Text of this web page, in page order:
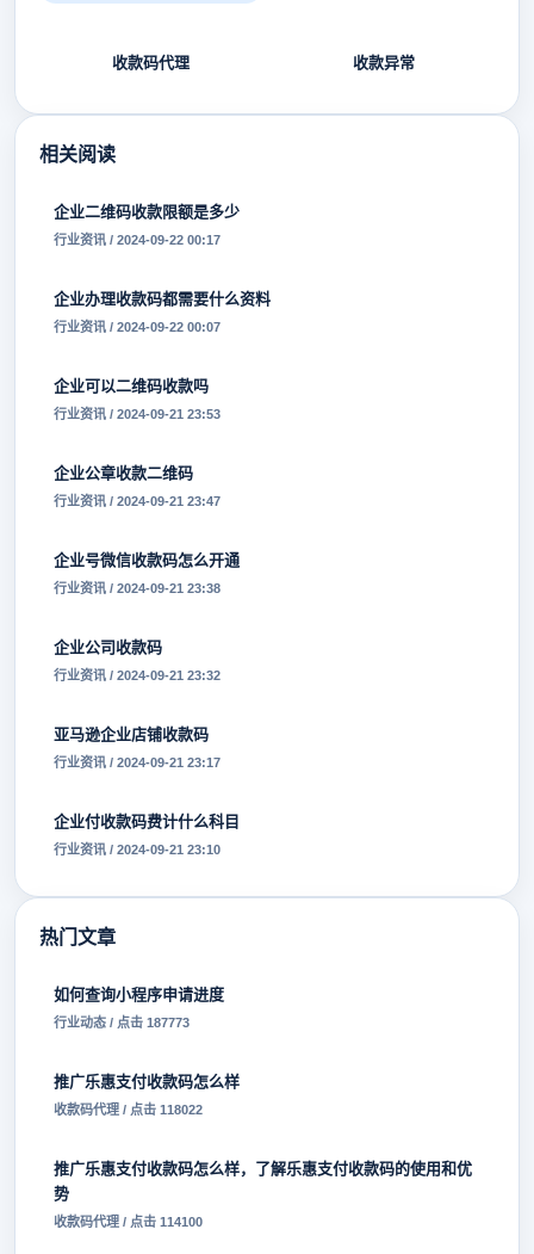
收款码代理 收款异常
相关阅读
企业二维码收款限额是多少
行业资讯 / 2024-09-22 00:17
企业办理收款码都需要什么资料
行业资讯 / 2024-09-22 00:07
企业可以二维码收款吗
行业资讯 / 2024-09-21 23:53
企业公章收款二维码
行业资讯 / 2024-09-21 23:47
企业号微信收款码怎么开通
行业资讯 / 2024-09-21 23:38
企业公司收款码
行业资讯 / 2024-09-21 23:32
亚马逊企业店铺收款码
行业资讯 / 2024-09-21 23:17
企业付收款码费计什么科目
行业资讯 / 2024-09-21 23:10
热门文章
如何查询小程序申请进度
行业动态 / 点击 187773
推广乐惠支付收款码怎么样
收款码代理 / 点击 118022
推广乐惠支付收款码怎么样，了解乐惠支付收款码的使用和优
势
收款码代理 / 点击 114100